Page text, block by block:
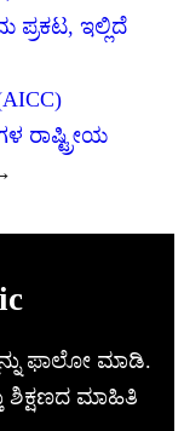
ಪ್ರಕಟ, ಇಲ್ಲಿದೆ
ರಾಷ್ಟ್ರೀಯ
ಫಾಲೋ ಮಾಡಿ.
ಶಿಕ್ಷಣದ ಮಾಹಿತಿ